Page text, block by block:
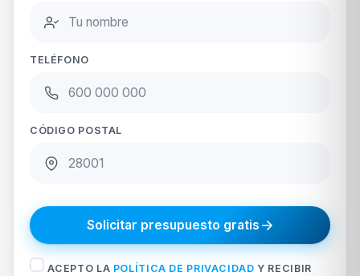
TELÉFONO
CÓDIGO POSTAL
Solicitar presupuesto gratis
ACEPTO LA POLÍTICA DE PRIVACIDAD Y RECIBIR